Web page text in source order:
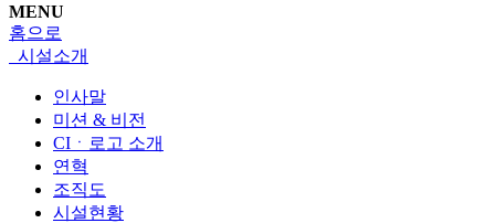
MENU
홈으로
시설소개
인사말
미션 & 비전
CIㆍ로고 소개
연혁
조직도
시설현황